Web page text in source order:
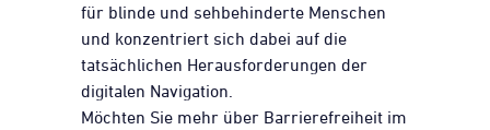
für blinde und sehbehinderte Menschen
und konzentriert sich dabei auf die
tatsächlichen Herausforderungen der
digitalen Navigation.
Möchten Sie mehr über Barrierefreiheit im